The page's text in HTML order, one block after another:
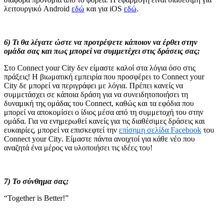
λειτουργικό Android εδώ και για iOS εδώ.
6) Τι θα λέγατε ώστε να προτρέψετε κάποιον να έρθει στην
ομάδα σας και πως μπορεί να συμμετέχει στις δράσεις σας;
Στο Connect your City δεν είμαστε καλοί στα λόγια όσο στις
πράξεις! Η βιωματική εμπειρία που προσφέρει το Connect your
City δε μπορεί να περιγράφει με λόγια. Πρέπει κανείς να
συμμετάσχει σε κάποια δράση για να συνειδητοποιήσει τη
δυναμική της ομάδας του Connect, καθώς και τα εφόδια που
μπορεί να αποκομίσει ο ίδιος μέσα από τη συμμετοχή του στην
ομάδα. Για να ενημερωθεί κανείς για τις διαθέσιμες δράσεις και
ευκαιρίες, μπορεί να επισκεφτεί την επίσημη σελίδα Facebook του
Connect your City. Είμαστε πάντα ανοιχτοί για κάθε νέο που
αναζητά ένα μέρος να υλοποιήσει τις ιδέες του!
7) Το σύνθημα σας;
“Together is Better!”